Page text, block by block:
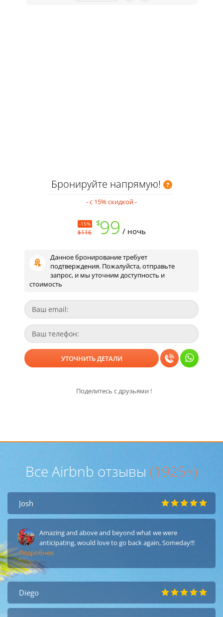
Бронируйте напрямую!
- с 15% скидкой -
-15%
$116
$99 / ночь
Данное бронирование требует
подтверждения. Пожалуйста, отправьте
запрос, и мы уточним доступность и
стоимость
Поделитесь с друзьями !
Все Airbnb отзывы (1925+)
Josh
Amazing and above and beyond what we were
anticipating, would love to go back again, Someday!!!
Подробнее
Diego